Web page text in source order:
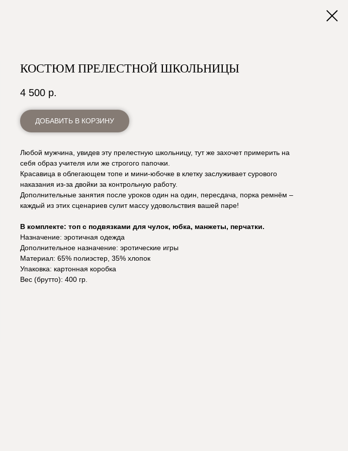
КОСТЮМ ПРЕЛЕСТНОЙ ШКОЛЬНИЦЫ
4 500 р.
ДОБАВИТЬ В КОРЗИНУ
Любой мужчина, увидев эту прелестную школьницу, тут же захочет примерить на
себя образ учителя или же строгого папочки.
Красавица в облегающем топе и мини-юбочке в клетку заслуживает сурового
наказания из-за двойки за контрольную работу.
Дополнительные занятия после уроков один на один, пересдача, порка ремнём –
каждый из этих сценариев сулит массу удовольствия вашей паре!
В комплекте: топ с подвязками для чулок, юбка, манжеты, перчатки.
Назначение: эротичная одежда
Дополнительное назначение: эротические игры
Материал: 65% полиэстер, 35% хлопок
Упаковка: картонная коробка
Вес (брутто): 400 гр.